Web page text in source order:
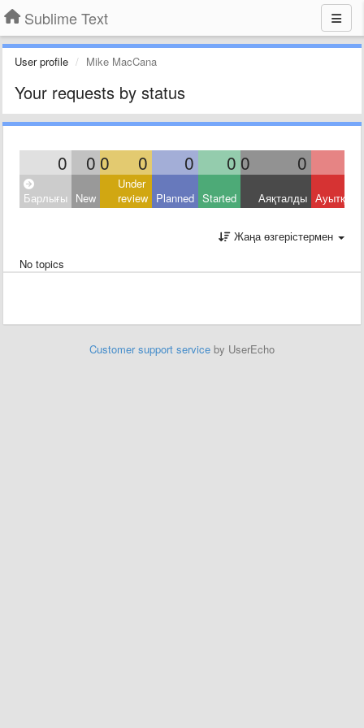
Sublime Text
User profile Mike MacCana
Your requests by status
0 0 0 0 0 0 0 0
Барлығы New
Under
review Planned Started Аяқталды
Жаңа өзгерістермен
No topics
Customer support service by UserEcho